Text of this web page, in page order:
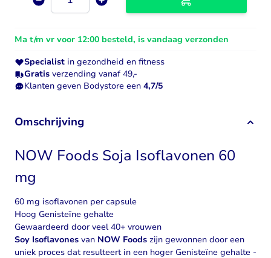
Aantal
Ma t/m vr voor 12:00 besteld, is vandaag verzonden
Specialist in gezondheid en fitness
Gratis verzending vanaf 49,-
Klanten geven Bodystore een 4,7/5
Omschrijving
NOW Foods Soja Isoflavonen 60
mg
60 mg isoflavonen per capsule
Hoog Genisteïne gehalte
Gewaardeerd door veel 40+ vrouwen
Soy Isoflavones van NOW Foods zijn gewonnen door een
uniek proces dat resulteert in een hoger Genisteïne gehalte -